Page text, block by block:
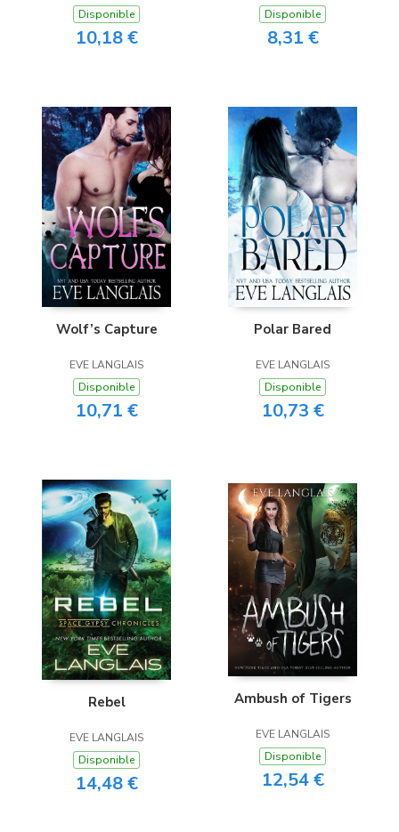
Disponible
10,18 €
Disponible
8,31 €
Wolf’s Capture
EVE LANGLAIS
Disponible
10,71 €
Polar Bared
EVE LANGLAIS
Disponible
10,73 €
Rebel
EVE LANGLAIS
Disponible
14,48 €
Ambush of Tigers
EVE LANGLAIS
Disponible
12,54 €